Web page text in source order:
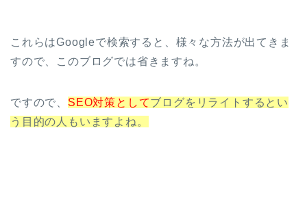
これらはGoogleで検索すると、様々な方法が出てきま
すので、このブログでは省きますね。
ですので、 SEO対策としてブログをリライトするとい
う目的の人もいますよね。